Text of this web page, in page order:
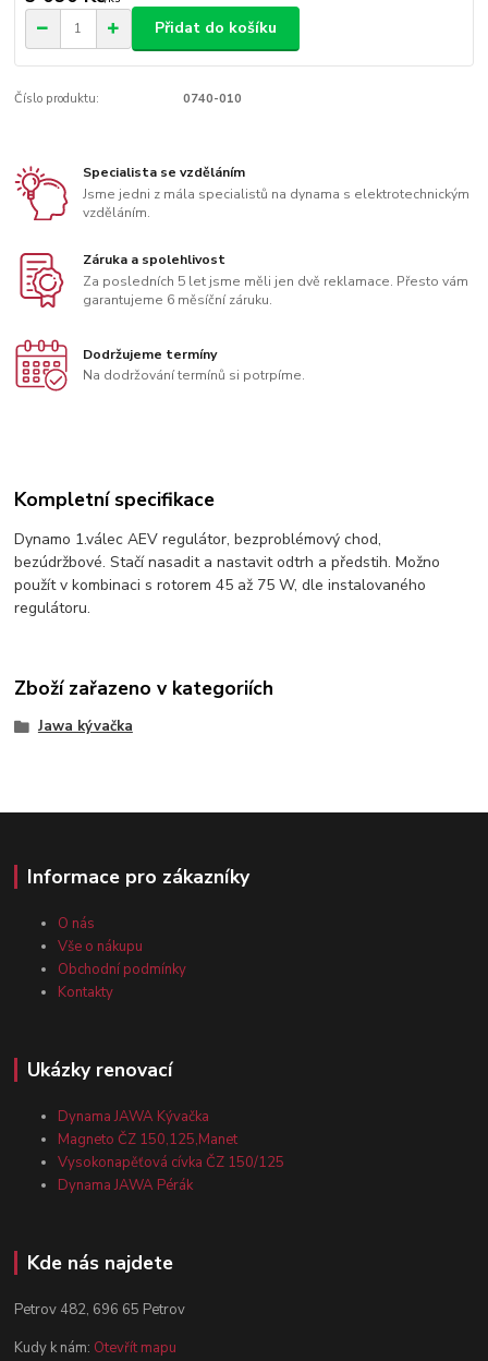
Přidat do košíku
Číslo produktu: 0740-010
Specialista se vzděláním
Jsme jedni z mála specialistů na dynama s elektrotechnickým
vzděláním.
Záruka a spolehlivost
Za posledních 5 let jsme měli jen dvě reklamace. Přesto vám
garantujeme 6 měsíční záruku.
Dodržujeme termíny
Na dodržování termínů si potrpíme.
Kompletní specifikace
Dynamo 1.válec AEV regulátor, bezproblémový chod,
bezúdržbové. Stačí nasadit a nastavit odtrh a předstih. Možno
použít v kombinaci s rotorem 45 až 75 W, dle instalovaného
regulátoru.
Zboží zařazeno v kategoriích
Jawa kývačka
Informace pro zákazníky
O nás
Vše o nákupu
Obchodní podmínky
Kontakty
Ukázky renovací
Dynama JAWA Kývačka
Magneto ČZ 150,125,Manet
Vysokonapěťová cívka ČZ 150/125
Dynama JAWA Pérák
Kde nás najdete
Petrov 482, 696 65 Petrov
Kudy k nám: Otevřít mapu